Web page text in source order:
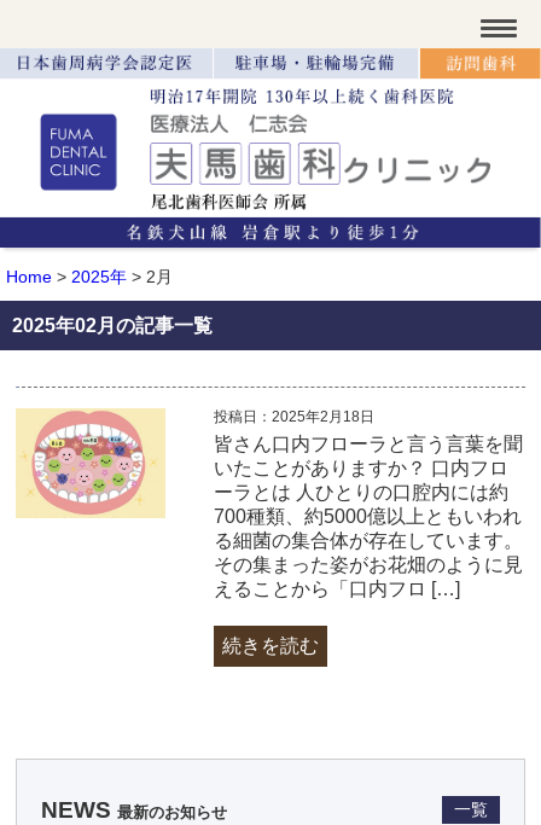
Home > 2025年 > 2月
2025年02月の記事一覧
投稿日：2025年2月18日
皆さん口内フローラと言う言葉を聞
いたことがありますか？ 口内フロ
ーラとは 人ひとりの口腔内には約
700種類、約5000億以上ともいわれ
る細菌の集合体が存在しています。
その集まった姿がお花畑のように見
えることから「口内フロ […]
続きを読む
NEWS 最新のお知らせ 一覧